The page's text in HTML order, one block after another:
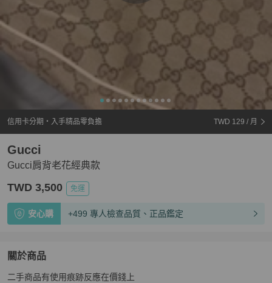
信用卡分期・入手精品零負擔 TWD 129 / 月
Gucci肩背老花經典款
Gucci
TWD 3,500 免運
安心購 +499 專人檢查品質、正品鑑定
關於商品
關於Gucci肩背老花經典款商品詳情與購買須知
二手商品有使用痕跡反應在價錢上